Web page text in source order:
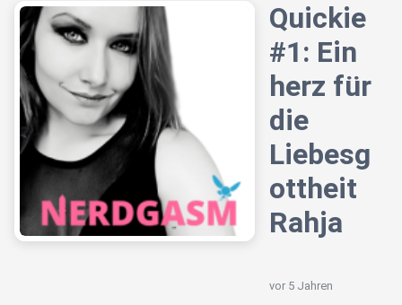
Quickie
#1: Ein
herz für
die
Liebesg
ottheit
Rahja
vor 5 Jahren